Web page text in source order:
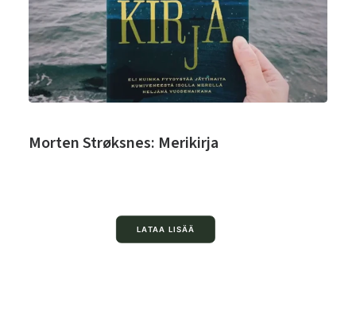
Morten Strøksnes: Merikirja
LATAA LISÄÄ